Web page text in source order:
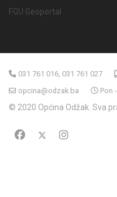
FGU Geoportal
031 761 016, 031 761 027
opcina@odzak.ba
Pon
© 2020 Općina Odžak. Sva